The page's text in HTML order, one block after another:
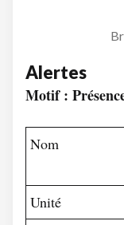
Alertes
Motif :
Nom
Unité